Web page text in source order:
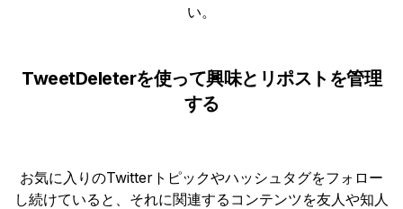
い。
TweetDeleterを使って興味とリポストを管理
する
お気に入りのTwitterトピックやハッシュタグをフォロー
し続けていると、それに関連するコンテンツを友人や知人